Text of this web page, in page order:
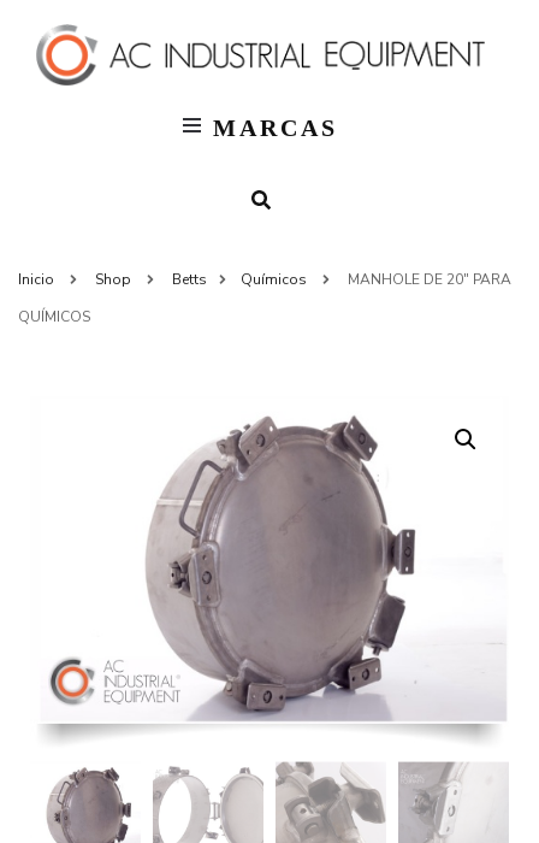
MARCAS
Inicio Shop Betts Químicos
MANHOLE DE 20″ PARA
QUÍMICOS